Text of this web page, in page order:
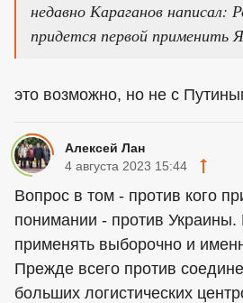
недавно Караганов написал:
придется первой применить
это возможно, но не с
Алексей Лан
4 августа 2023 15:44
Вопрос в том - против кого
понимании - против Украины.
применять выборочно и
Прежде всего против
больших логистических